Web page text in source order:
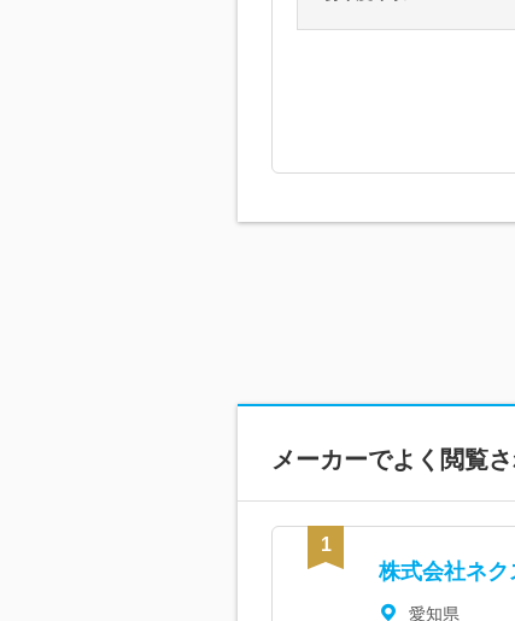
メーカーでよく閲覧
株式会社ネク
愛知県